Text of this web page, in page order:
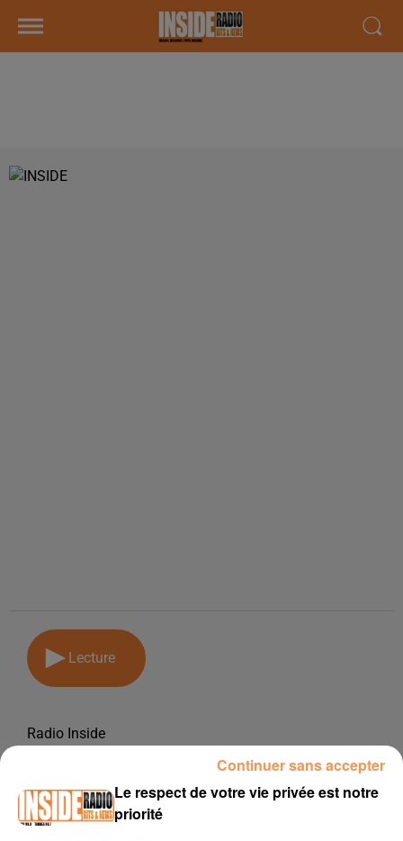
Lecture
Radio Inside
PODCAST DE PSL: EMISSION DU LUNDI 26 NOVEMBRE 2018
Le respect de votre vie privée est notre
priorité
Continuer sans accepter